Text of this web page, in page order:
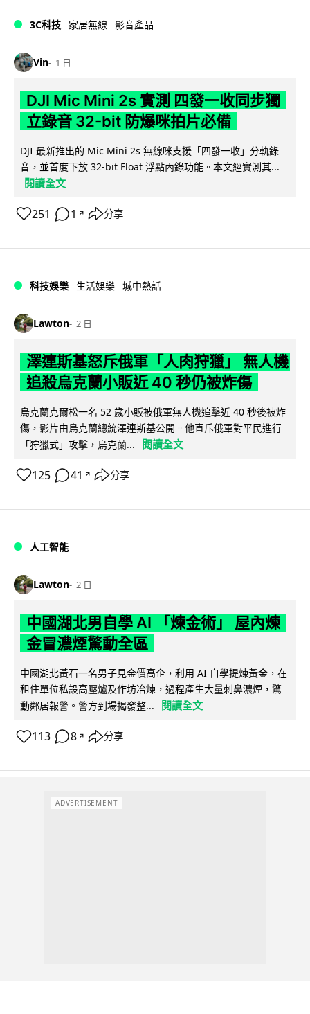
3C科技 家居無線 影音產品
Vin 1 日
DJI Mic Mini 2s 實測 四發一收同步獨
立錄音 32-bit 防爆咪拍片必備
DJI 最新推出的 Mic Mini 2s 無線咪支援「四發一收」分軌錄
音，並首度下放 32-bit Float 浮點內錄功能。本文經實測其...
閱讀全文
251 1 ↗ 分享
科技娛樂 生活娛樂 城中熱話
Lawton 2 日
澤連斯基怒斥俄軍「人肉狩獵」 無人機
追殺烏克蘭小販近 40 秒仍被炸傷
烏克蘭克爾松一名 52 歲小販被俄軍無人機追擊近 40 秒後被炸
傷，影片由烏克蘭總統澤連斯基公開。他直斥俄軍對平民進行
「狩獵式」攻擊，烏克蘭...
閱讀全文
125 41 ↗ 分享
人工智能
Lawton 2 日
中國湖北男自學 AI 「煉金術」 屋內煉
金冒濃煙驚動全區
中國湖北黃石一名男子見金價高企，利用 AI 自學提煉黃金，在
租住單位私設高壓爐及作坊冶煉，過程產生大量刺鼻濃煙，驚
動鄰居報警。警方到場揭發整...
閱讀全文
113 8 ↗ 分享
ADVERTISEMENT